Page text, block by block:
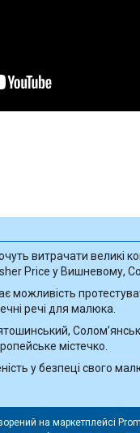
витрачати великі
Price у Вишневому,
речі для малюка.
містечко.
у безпеці свого
на маркетплейсі